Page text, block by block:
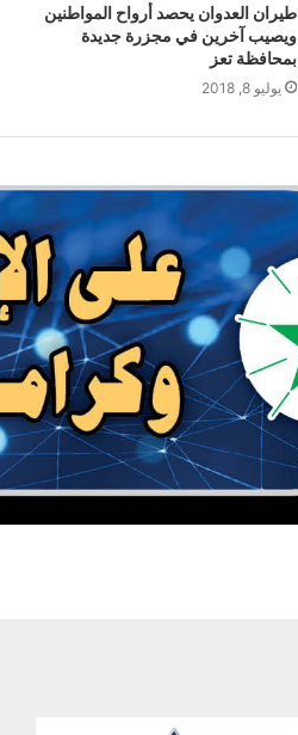
طيران العدوان يحصد أرواح المواطنين
ويصيب آخرين في مجزرة جديدة
بمحافظة تعز
يوليو 8, 2018